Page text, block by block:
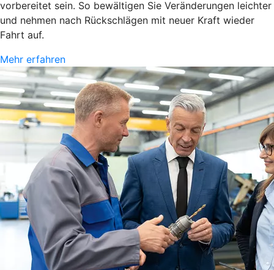
vorbereitet sein. So bewältigen Sie Veränderungen leichter
und nehmen nach Rückschlägen mit neuer Kraft wieder
Fahrt auf.
Mehr erfahren